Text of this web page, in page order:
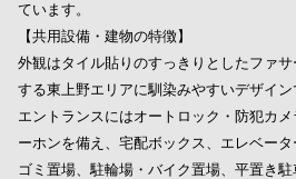
ています。
【共用設備・建物の特徴】
外観はタイル貼りのすっきりとしたファ
する東上野エリアに馴染みやすいデザイン
エントランスにはオートロック・防犯カ
ーホンを備え、宅配ボックス、エレベー
ゴミ置場、駐輪場・バイク置場、平置き